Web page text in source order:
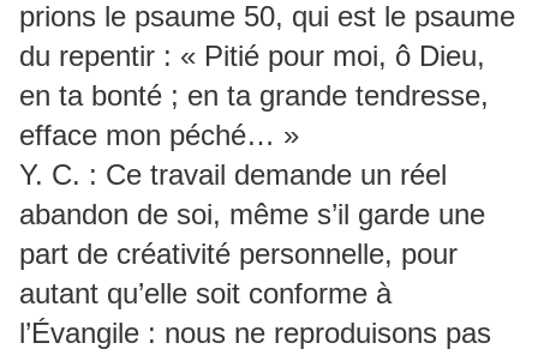
prions le psaume 50, qui est le psaume
du repentir : « Pitié pour moi, ô Dieu,
en ta bonté ; en ta grande tendresse,
efface mon péché… »
Y. C. : Ce travail demande un réel
abandon de soi, même s’il garde une
part de créativité personnelle, pour
autant qu’elle soit conforme à
l’Évangile : nous ne reproduisons pas